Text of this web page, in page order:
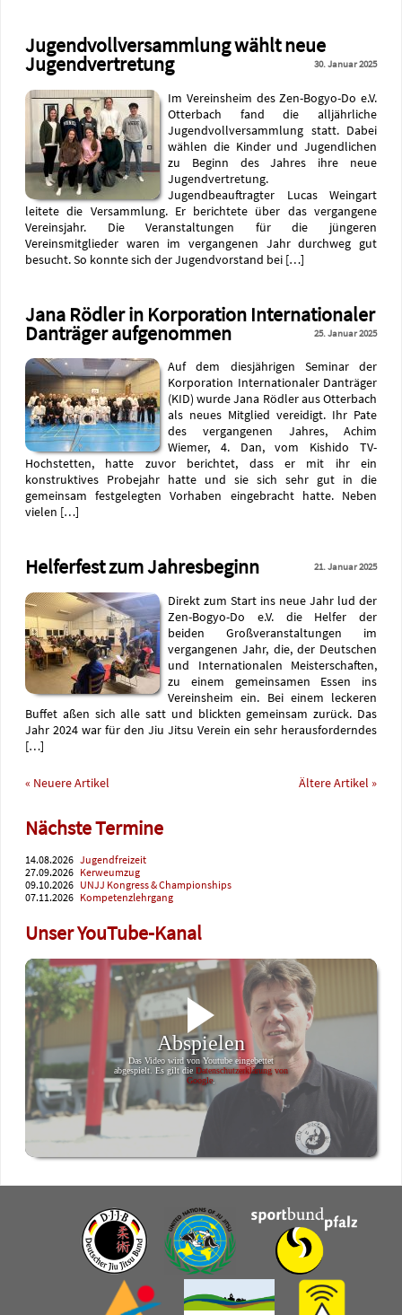
Jugendvollversammlung wählt neue
Jugendvertretung 30. Januar 2025
Im Vereinsheim des Zen-Bogyo-Do e.V.
Otterbach fand die alljährliche
Jugendvollversammlung statt. Dabei
wählen die Kinder und Jugendlichen
zu Beginn des Jahres ihre neue
Jugendvertretung.
Jugendbeauftragter Lucas Weingart
leitete die Versammlung. Er berichtete über das vergangene
Vereinsjahr. Die Veranstaltungen für die jüngeren
Vereinsmitglieder waren im vergangenen Jahr durchweg gut
besucht. So konnte sich der Jugendvorstand bei […]
Jana Rödler in Korporation Internationaler
Danträger aufgenommen 25. Januar 2025
Auf dem diesjährigen Seminar der
Korporation Internationaler Danträger
(KID) wurde Jana Rödler aus Otterbach
als neues Mitglied vereidigt. Ihr Pate
des vergangenen Jahres, Achim
Wiemer, 4. Dan, vom Kishido TV-
Hochstetten, hatte zuvor berichtet, dass er mit ihr ein
konstruktives Probejahr hatte und sie sich sehr gut in die
gemeinsam festgelegten Vorhaben eingebracht hatte. Neben
vielen […]
Helferfest zum Jahresbeginn 21. Januar 2025
Direkt zum Start ins neue Jahr lud der
Zen-Bogyo-Do e.V. die Helfer der
beiden Großveranstaltungen im
vergangenen Jahr, die, der Deutschen
und Internationalen Meisterschaften,
zu einem gemeinsamen Essen ins
Vereinsheim ein. Bei einem leckeren
Buffet aßen sich alle satt und blickten gemeinsam zurück. Das
Jahr 2024 war für den Jiu Jitsu Verein ein sehr herausforderndes
[…]
« Neuere Artikel Ältere Artikel »
Nächste Termine
14.08.2026 Jugendfreizeit
27.09.2026 Kerweumzug
09.10.2026 UNJJ Kongress & Championships
07.11.2026 Kompetenzlehrgang
Unser YouTube-Kanal